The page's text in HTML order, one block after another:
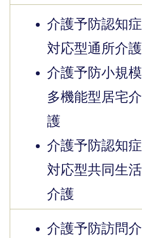
介護予防認知症
対応型通所介護
介護予防小規模
多機能型居宅介
護
介護予防認知症
対応型共同生活
介護
介護予防訪問介